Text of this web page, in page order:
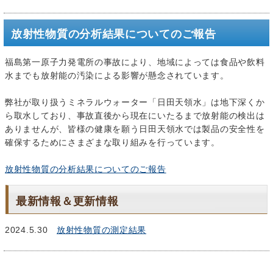
放射性物質の分析結果についてのご報告
福島第一原子力発電所の事故により、地域によっては食品や飲料
水までも放射能の汚染による影響が懸念されています。
弊社が取り扱うミネラルウォーター「日田天領水」は地下深くか
ら取水しており、事故直後から現在にいたるまで放射能の検出は
ありませんが、皆様の健康を願う日田天領水では製品の安全性を
確保するためにさまざまな取り組みを行っています。
放射性物質の分析結果についてのご報告
最新情報＆更新情報
2024.5.30 放射性物質の測定結果